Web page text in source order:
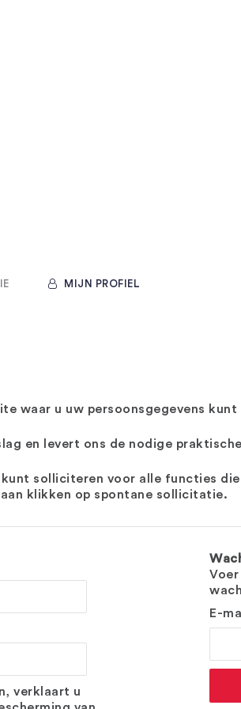
MIJN PROFIEL
waar u uw persoonsgegevens
en levert ons de nodige
solliciteren voor alle functies
klikken op spontane sollicitatie.
verklaart u
E-